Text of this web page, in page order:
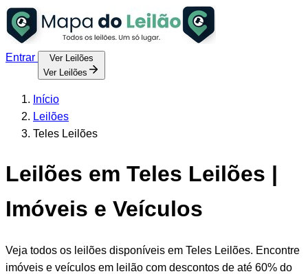
Entrar
Ver Leilões
Ver Leilões
Início
Leilões
Teles Leilões
Leilões em Teles Leilões |
Imóveis e Veículos
Veja todos os leilões disponíveis em Teles Leilões. Encontre
imóveis e veículos em leilão com descontos de até 60% do